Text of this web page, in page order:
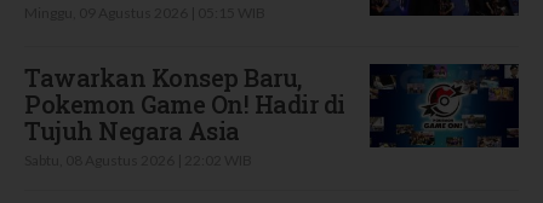
Tawarkan Konsep Baru,
Pokemon Game On! Hadir di
Tujuh Negara Asia